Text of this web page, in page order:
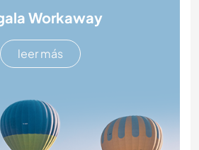
Workaway
leer más